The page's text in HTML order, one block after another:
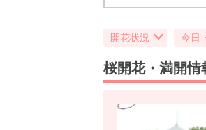
開花状況 今日
桜開花・満開情